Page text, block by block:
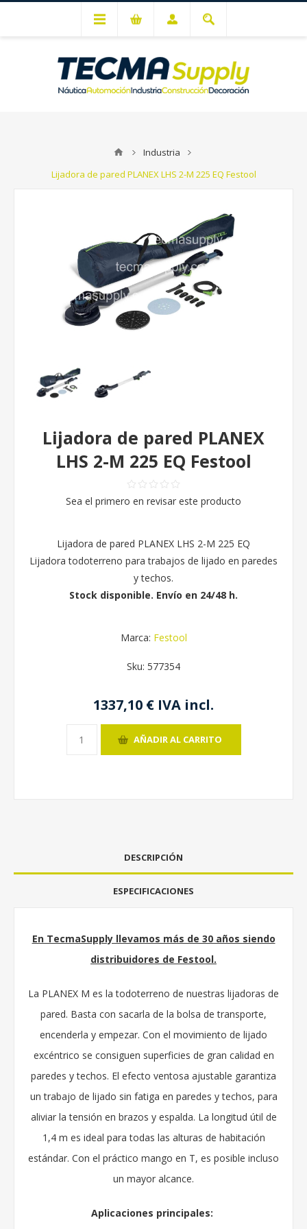
Industria
Lijadora de pared PLANEX LHS 2-M 225 EQ Festool
Lijadora de pared PLANEX
LHS 2-M 225 EQ Festool
Sea el primero en revisar este producto
Lijadora de pared PLANEX LHS 2-M 225 EQ
Lijadora todoterreno para trabajos de lijado en paredes
y techos.
Stock disponible. Envío en 24/48 h.
Marca: Festool
Sku: 577354
1337,10 € IVA incl.
AÑADIR AL CARRITO
DESCRIPCIÓN
ESPECIFICACIONES
En TecmaSupply llevamos más de 30 años siendo
distribuidores de Festool.
La PLANEX M es la todoterreno de nuestras lijadoras de
pared. Basta con sacarla de la bolsa de transporte,
encenderla y empezar. Con el movimiento de lijado
excéntrico se consiguen superficies de gran calidad en
paredes y techos. El efecto ventosa ajustable garantiza
un trabajo de lijado sin fatiga en paredes y techos, para
aliviar la tensión en brazos y espalda. La longitud útil de
1,4 m es ideal para todas las alturas de habitación
estándar. Con el práctico mango en T, es posible incluso
un mayor alcance.
Aplicaciones principales: